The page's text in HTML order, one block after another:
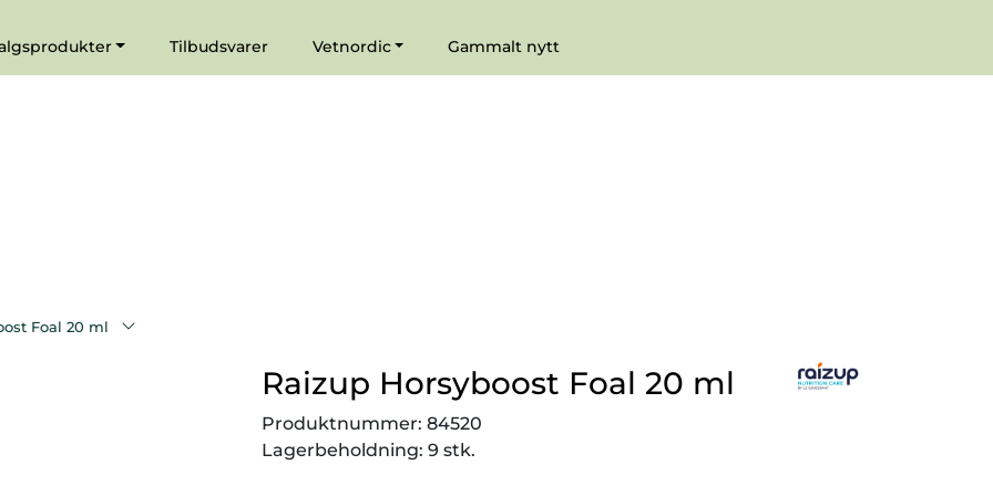
Tilbudsvarer Vetnordic Gammalt nytt
Foal 20 ml
Raizup Horsyboost Foal 20 ml
Produktnummer: 84520
Lagerbeholdning: 9 stk.